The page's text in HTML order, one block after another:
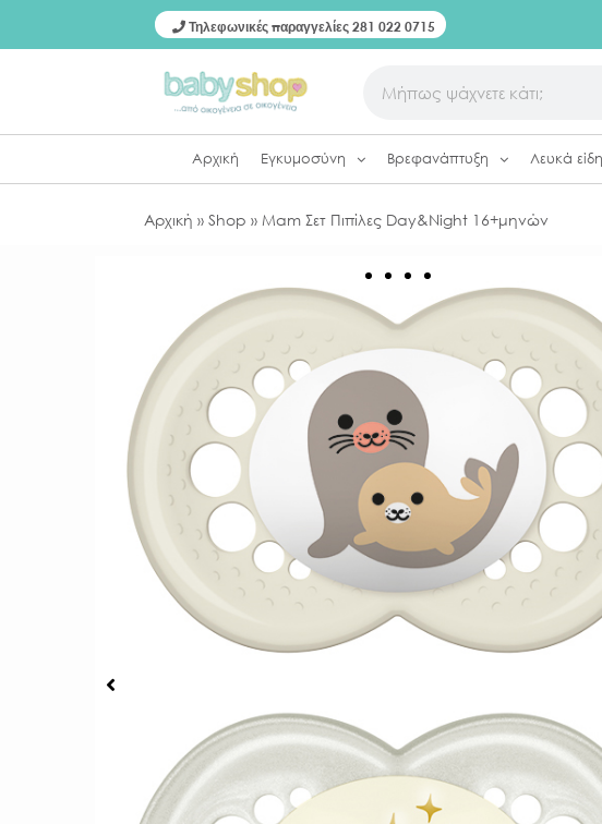
Τηλεφωνικές παραγγελίες 281 022 0715
Αρχική Εγκυμοσύνη Βρεφανάπτυξη Λευκά είδη
Αρχική » Shop » Μam Σετ Πιπίλες Day&Night 16+μηνών